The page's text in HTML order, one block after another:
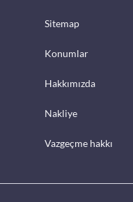
Sitemap
Konumlar
Hakkımızda
Nakliye
Vazgeçme hakkı